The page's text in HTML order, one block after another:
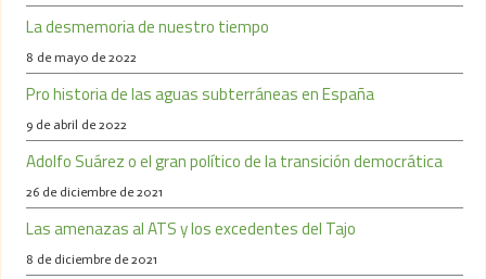
La desmemoria de nuestro tiempo
8 de mayo de 2022
Pro historia de las aguas subterráneas en España
9 de abril de 2022
Adolfo Suárez o el gran político de la transición democrática
26 de diciembre de 2021
Las amenazas al ATS y los excedentes del Tajo
8 de diciembre de 2021